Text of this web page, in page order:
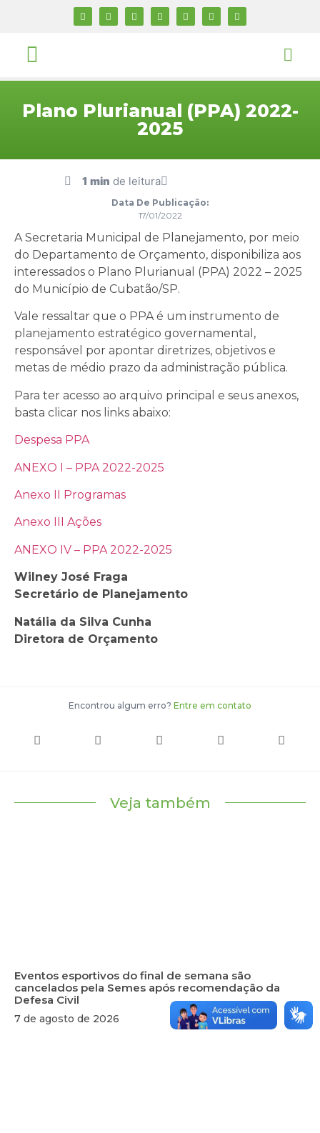
Plano Plurianual (PPA) 2022-
2025
1 min de leitura
Data De Publicação:
17/01/2022
A Secretaria Municipal de Planejamento, por meio
do Departamento de Orçamento, disponibiliza aos
interessados o Plano Plurianual (PPA) 2022 – 2025
do Município de Cubatão/SP.
Vale ressaltar que o PPA é um instrumento de
planejamento estratégico governamental,
responsável por apontar diretrizes, objetivos e
metas de médio prazo da administração pública.
Para ter acesso ao arquivo principal e seus anexos,
basta clicar nos links abaixo:
Despesa PPA
ANEXO I – PPA 2022-2025
Anexo II Programas
Anexo III Ações
ANEXO IV – PPA 2022-2025
Wilney José Fraga
Secretário de Planejamento
Natália da Silva Cunha
Diretora de Orçamento
Encontrou algum erro? Entre em contato
Veja também
Eventos esportivos do final de semana são
cancelados pela Semes após recomendação da
Defesa Civil
7 de agosto de 2026